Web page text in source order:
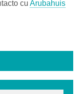
cu Arubahuis